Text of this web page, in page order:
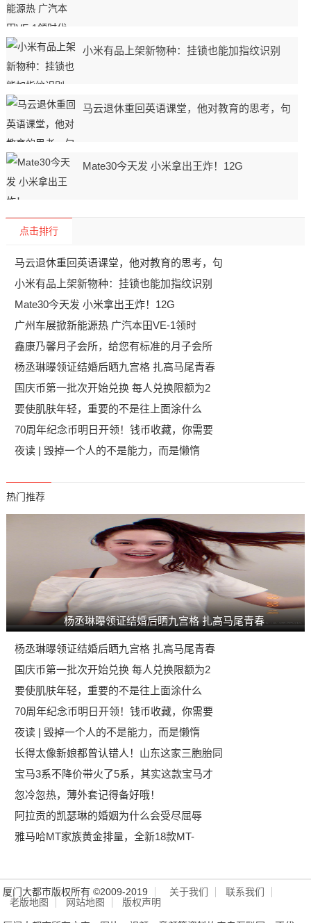
小米有品上架新物种：挂锁也能加指纹识别
马云退休重回英语课堂，他对教育的思考，句
Mate30今天发 小米拿出王炸！12G
点击排行
马云退休重回英语课堂，他对教育的思考，句
小米有品上架新物种：挂锁也能加指纹识别
Mate30今天发 小米拿出王炸！12G
广州车展掀新能源热 广汽本田VE-1领时
鑫康乃馨月子会所，给您有标准的月子会所
杨丞琳曝领证结婚后晒九宫格 扎高马尾青春
国庆币第一批次开始兑换 每人兑换限额为2
要使肌肤年轻，重要的不是往上面涂什么
70周年纪念币明日开领！钱币收藏，你需要
夜读 | 毁掉一个人的不是能力，而是懒惰
热门推荐
杨丞琳曝领证结婚后晒九宫格 扎高马尾青春
杨丞琳曝领证结婚后晒九宫格 扎高马尾青春
国庆币第一批次开始兑换 每人兑换限额为2
要使肌肤年轻，重要的不是往上面涂什么
70周年纪念币明日开领！钱币收藏，你需要
夜读 | 毁掉一个人的不是能力，而是懒惰
长得太像新娘都曾认错人！山东这家三胞胎同
宝马3系不降价带火了5系，其实这款宝马才
忽冷忽热，薄外套记得备好哦！
阿拉贡的凯瑟琳的婚姻为什么会受尽屈辱
雅马哈MT家族黄金排量，全新18款MT-
厦门大都市版权所有 ©2009-2019 关于我们
联系我们
老版地图
网站地图 版权声明